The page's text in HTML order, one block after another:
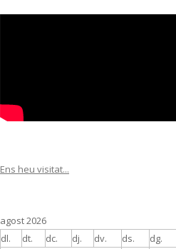
Ens heu visitat...
agost 2026
dl.
dt. dc. dj. dv. ds. dg.